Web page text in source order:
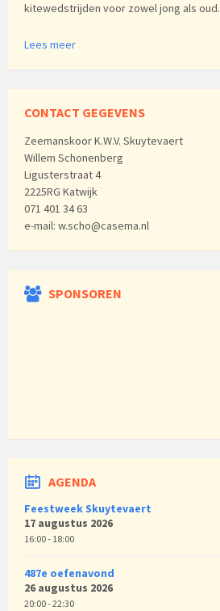
kitewedstrijden voor zowel jong als oud.
Lees meer
CONTACT GEGEVENS
Zeemanskoor K.W.V. Skuytevaert
Willem Schonenberg
Ligusterstraat 4
2225RG Katwijk
071 401 34 63
e-mail: w.scho@casema.nl
SPONSOREN
AGENDA
Feestweek Skuytevaert
17 augustus 2026
16:00 - 18:00
487e oefenavond
26 augustus 2026
20:00 - 22:30